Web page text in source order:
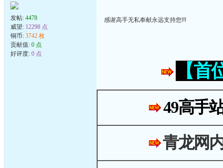
发帖: 4478
威望: 12298 点
铜币: 3742 枚
贡献值: 0 点
好评度: 0 点
感谢高手无私奉献永远支持您!!!
【
49高手
青龙网